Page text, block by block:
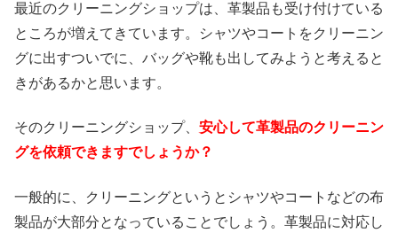
最近のクリーニングショップは、革製品も受け付けている
ところが増えてきています。シャツやコートをクリーニン
グに出すついでに、バッグや靴も出してみようと考えると
きがあるかと思います。
そのクリーニングショップ、 安心して革製品のクリーニン
グを依頼できますでしょうか？
一般的に、クリーニングというとシャツやコートなどの布
製品が大部分となっていることでしょう。革製品に対応し